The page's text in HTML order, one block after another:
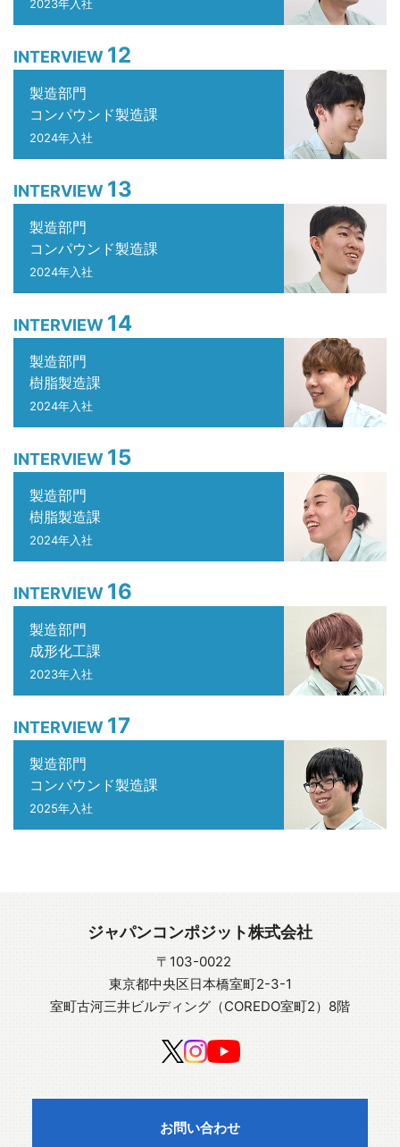
2023年入社
INTERVIEW 12
製造部門
コンパウンド製造課
2024年入社
INTERVIEW 13
製造部門
コンパウンド製造課
2024年入社
INTERVIEW 14
製造部門
樹脂製造課
2024年入社
INTERVIEW 15
製造部門
樹脂製造課
2024年入社
INTERVIEW 16
製造部門
成形化工課
2023年入社
INTERVIEW 17
製造部門
コンパウンド製造課
2025年入社
ジャパンコンポジット株式会社
〒103-0022
東京都中央区日本橋室町2-3-1
室町古河三井ビルディング（COREDO室町2）8階
お問い合わせ